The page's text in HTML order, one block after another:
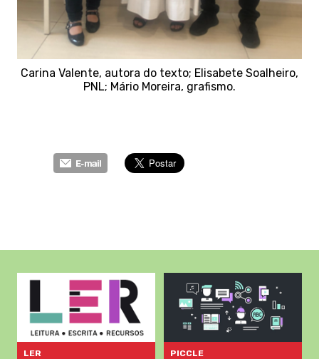
Carina Valente, autora do texto; Elisabete Soalheiro,
PNL; Mário Moreira, grafismo.
LER PICCLE